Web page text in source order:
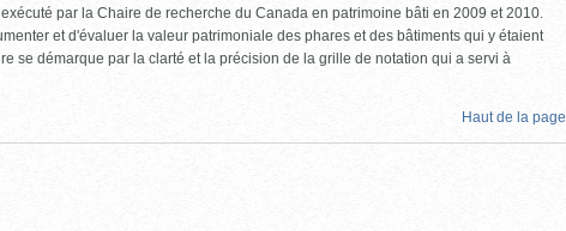
par la Chaire de recherche du Canada en patrimoine bâti en 2009 et 2010.
et d'évaluer la valeur patrimoniale des phares et des bâtiments qui y étaient
se démarque par la clarté et la précision de la grille de notation qui a servi à
Haut de la page